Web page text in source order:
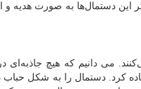
این دستمال‌ها به صورت هدیه و
می دانیم که هیچ جاذبه‌ای
کرد. دستمال را به شکل